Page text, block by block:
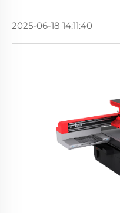
2025-06-18 14:11:40